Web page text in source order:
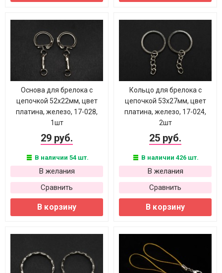
Основа для брелока с
цепочкой 52х22мм, цвет
платина, железо, 17-028,
1шт
29 руб.
В наличии 54 шт.
В желания
Сравнить
В корзину
Кольцо для брелока с
цепочкой 53х27мм, цвет
платина, железо, 17-024,
2шт
25 руб.
В наличии 426 шт.
В желания
Сравнить
В корзину